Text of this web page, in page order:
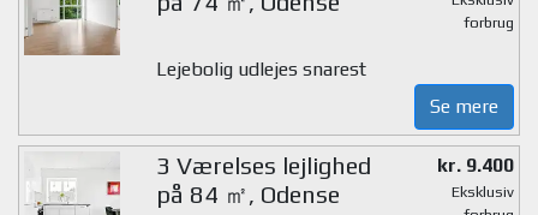
forbrug
Lejebolig udlejes snarest
Se mere
3 Værelses lejlighed
på 84 ㎡, Odense
kr. 9.400
Eksklusiv